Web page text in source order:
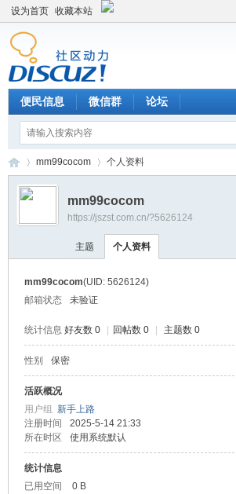
设为首页 收藏本站
便民信息 微信群 论坛
›
mm99cocom 个人资料
mm99cocom
https://jszst.com.cn/?5626124
主题 个人资料
mm99cocom(UID: 5626124)
邮箱状态
未验证
统计信息 好友数 0 回帖数 0 主题数 0
性别 保密
活跃概况
用户组 新手上路
注册时间
2025-5-14 21:33
所在时区
使用系统默认
统计信息
已用空间
0 B